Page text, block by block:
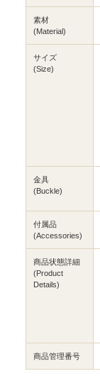
素材
(Material)
サイズ
(Size)
金具
(Buckle)
付属品
(Accessories)
商品状態詳細
(Product
Details)
商品管理番号